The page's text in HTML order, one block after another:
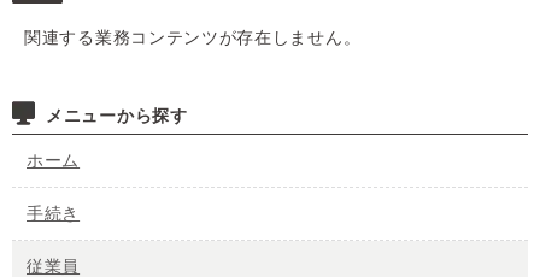
関連する業務コンテンツが存在しません。
メニューから探す
ホーム
手続き
従業員